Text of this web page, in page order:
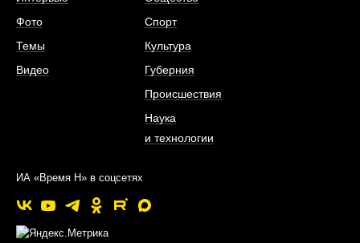
Фото
Темы
Видео
Спорт
Культура
Губерния
Происшествия
Наука
и технологии
ИА «Время Н» в соцсетях